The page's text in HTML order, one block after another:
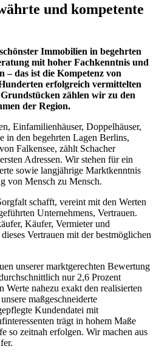
und kompetente
Immobilien in begehrten
mit hoher Fachkenntnis und
– das ist die Kompetenz von
erfolgreich vermittelten
zählen wir zu den
der Region.
Einfamilienhäuser, Doppelhäuser,
in den begehrten Lagen Berlins,
Falkensee, zählt Schacher
Adressen. Wir stehen für ein
sowie langjährige Marktkenntnis
von Mensch zu Mensch.
schafft, vereint mit den Werten
Unternehmens, Vertrauen.
Käufer, Vermieter und
Vertrauen mit der bestmöglichen
unserer marktgerechten Bewertung
nur 2,6 Prozent
Werte nahezu exakt den realisierten
maßgeschneiderte
Kundendatei mit
trägt in hohem Maße
so zeitnah erfolgen. Wir machen aus